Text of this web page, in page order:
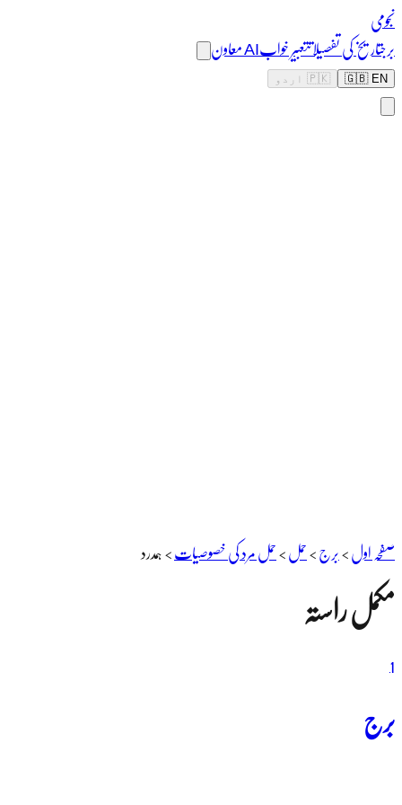
نجومی
برجتاریخ کی تفصیلاتتعبیر خوابAI معاون
🇬🇧 EN 🇵🇰 اردو
صفحہ اول>برج>حمل>حمل مرد کی خصوصیات>ہمدرد
مکمل راستہ
1
برج